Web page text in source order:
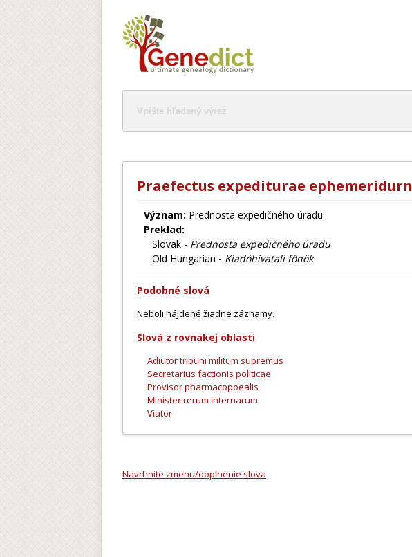
Praefectus expediturae ephemeridurn
Význam: Prednosta expedičného úradu
Preklad:
Slovak - Prednosta expedičného úradu
Old Hungarian - Kiadóhivatali főnök
Podobné slová
Neboli nájdené žiadne záznamy.
Slová z rovnakej oblasti
Adiutor tribuni militum supremus
Secretarius factionis politicae
Provisor pharmacopoealis
Minister rerum internarum
Viator
Navrhnite zmenu/doplnenie slova